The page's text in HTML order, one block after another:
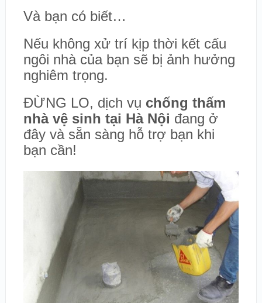
Và bạn có biết…
Nếu không xử trí kịp thời kết cấu
ngôi nhà của bạn sẽ bị ảnh hưởng
nghiêm trọng.
ĐỪNG LO, dịch vụ chống thấm
nhà vệ sinh tại Hà Nội đang ở
đây và sẵn sàng hỗ trợ bạn khi
bạn cần!